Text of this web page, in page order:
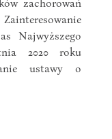
Najwyższego
2020 roku
ustawy o